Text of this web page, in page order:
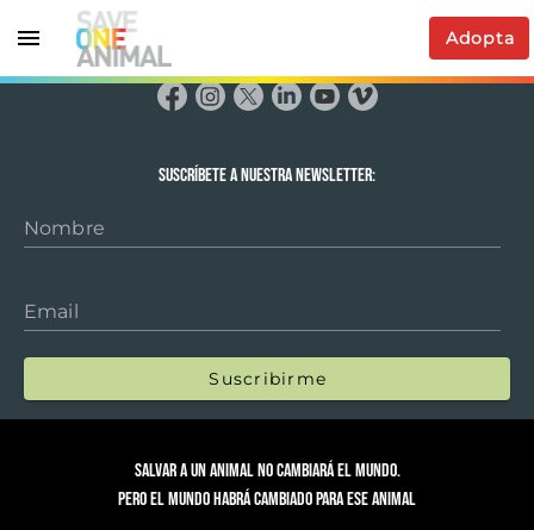
Adopta
Suscríbete a nuestra newsletter:
Nombre
Email
Suscribirme
Salvar a un animal no cambiará el mundo.
Pero el mundo habrá cambiado para ese animal